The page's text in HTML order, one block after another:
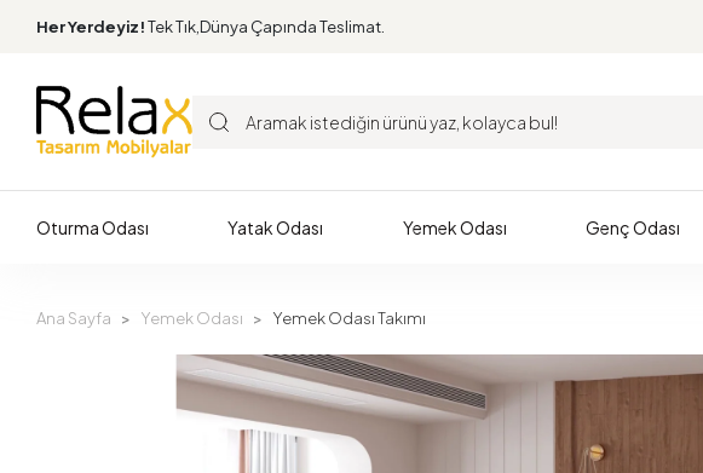
Her Yerdeyiz!Tek Tık,Dünya Çapında Teslimat.
Oturma Odası Yatak Odası Yemek Odası Genç Odası
Ana Sayfa Yemek Odası Yemek Odası Takımı